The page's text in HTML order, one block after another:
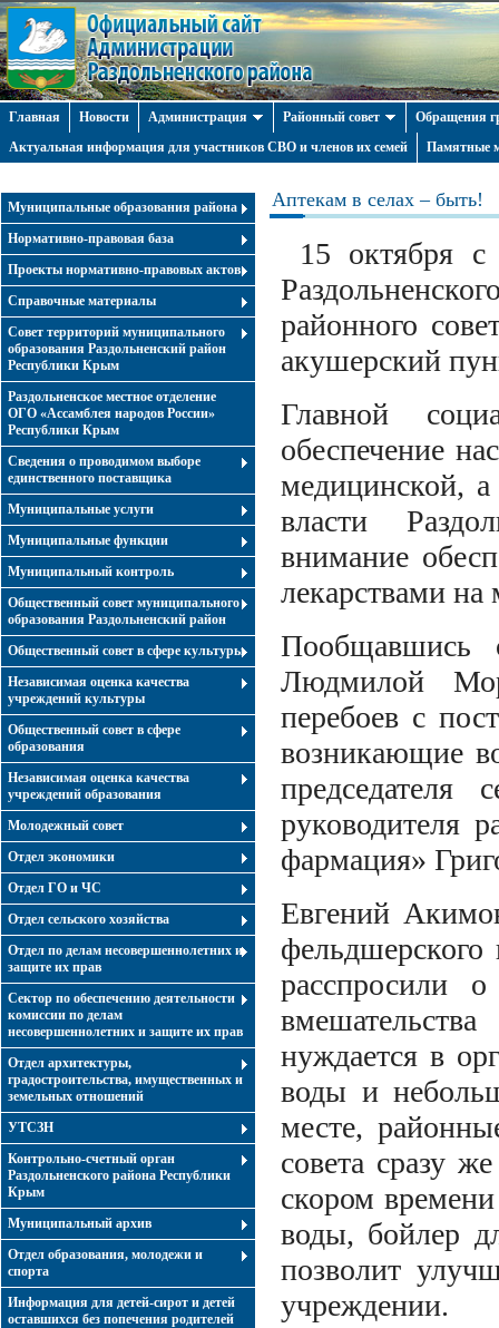
Главная Новости Администрация Районный совет
Обращения
Актуальная информация для участников СВО и членов их семей
Памятные
Муниципальные образования района
Нормативно-правовая база
Проекты нормативно-правовых актов
Справочные материалы
Совет территорий муниципального
образования Раздольненский район
Республики Крым
Раздольненское местное отделение
ОГО «Ассамблея народов России»
Республики Крым
Cведения о проводимом выборе
единственного поставщика
Муниципальные услуги
Муниципальные функции
Муниципальный контроль
Общественный совет муниципального
образования Раздольненский район
Общественный совет в сфере культуры
Независимая оценка качества
учреждений культуры
Общественный совет в сфере
образования
Независимая оценка качества
учреждений образования
Молодежный совет
Отдел экономики
Отдел ГО и ЧС
Отдел сельского хозяйства
Отдел по делам несовершеннолетних и
защите их прав
Сектор по обеспечению деятельности
комиссии по делам
несовершеннолетних и защите их прав
Отдел архитектуры,
градостроительства, имущественных и
земельных отношений
УТСЗН
Контрольно-счетный орган
Раздольненского района Республики
Крым
Муниципальный архив
Отдел образования, молодежи и
спорта
Информация для детей-сирот и детей
оставшихся без попечения родителей
Аптекам в селах – быть!
15 октября с
районного
акушерский
Главной
обеспечение
медицинской,
власти
внимание
лекарствами на
Пообщавшись
Людмилой
перебоев с
возникающие
руководителя
фармация»
Евгений
расспросили
нуждается в
воды и
месте,
совета сразу
скором
воды, бойлер
позволит
учреждении.